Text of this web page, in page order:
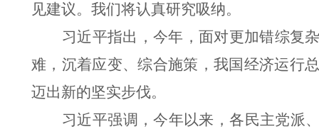
见建议。我们将认真研究吸纳。
习近平指出，今年，面对更加错综复
难，沉着应变、综合施策，我国经济运行
迈出新的坚实步伐。
习近平强调，今年以来，各民主党派